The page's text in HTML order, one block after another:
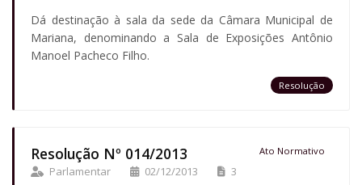
Dá destinação à sala da sede da Câmara Municipal de
Mariana, denominando a Sala de Exposições Antônio
Manoel Pacheco Filho.
Resolução
Resolução Nº 014/2013 Ato Normativo
Parlamentar 02/12/2013 3